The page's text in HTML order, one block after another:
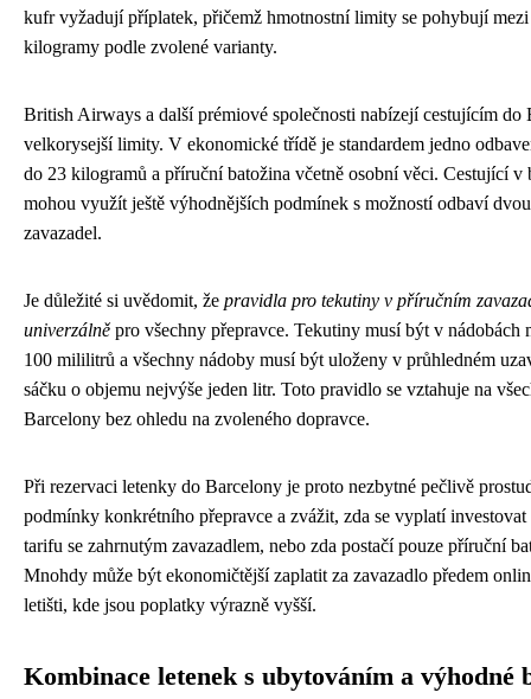
kufr vyžadují příplatek, přičemž hmotnostní limity se pohybují mezi
kilogramy podle zvolené varianty.
British Airways a další prémiové společnosti nabízejí cestujícím do
velkorysejší limity. V ekonomické třídě je standardem jedno
do 23 kilogramů a příruční batožina včetně osobní věci. Cestující v
mohou využít ještě výhodnějších podmínek s možností odbaví
zavazadel.
Je důležité si uvědomit, že pravidla pro tekutiny v příručním
univerzálně pro všechny přepravce. Tekutiny musí být v nádobách
100 mililitrů a všechny nádoby musí být uloženy v průhledném
sáčku o objemu nejvýše jeden litr. Toto pravidlo se vztahuje na
Barcelony bez ohledu na zvoleného dopravce.
Při rezervaci letenky do Barcelony je proto nezbytné pečlivě
podmínky konkrétního přepravce a zvážit, zda se vyplatí investovat
tarifu se zahrnutým zavazadlem, nebo zda postačí pouze příruční
Mnohdy může být ekonomičtější zaplatit za zavazadlo předem
letišti, kde jsou poplatky výrazně vyšší.
Kombinace letenek s ubytováním a výhodné